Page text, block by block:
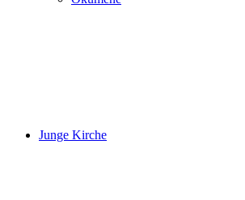
Junge Kirche